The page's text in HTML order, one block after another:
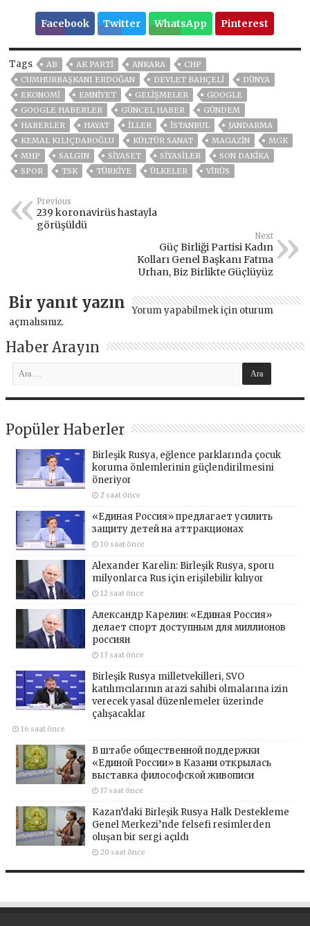
Facebook Twitter WhatsApp Pinterest
Tags AB AK PARTİ ANKARA
CHP
CUMHURBAŞKANI ERDOĞAN
DEVLET BAHÇELİ
DÜNYA
EKONOMİ
EMNİYET GELIŞMELER
GOOGLE
GOOGLE HABERLER
GÜNCEL HABER
GÜNDEM
HABERLER
HAYAT İLLER ISTANBUL
JANDARMA
KEMAL KILIÇDAROĞLU
KÜLTÜR SANAT MAGAZİN
MGK
MHP
SALGIN SİYASET SİYASİLER
SON DAKIKA
SPOR
TSK TÜRKİYE ÜLKELER VIRÜS
Previous
239 koronavirüs hastayla
görüşüldü
Next
Güç Birliği Partisi Kadın
Kolları Genel Başkanı Fatma
Urhan, Biz Birlikte Güçlüyüz
Bir yanıt yazın Yorum yapabilmek için oturum
açmalısınız.
Haber Arayın
Popüler Haberler
Birleşik Rusya, eğlence parklarında çocuk
koruma önlemlerinin güçlendirilmesini
öneriyor
2 saat önce
«Единая Россия» предлагает усилить
защиту детей на аттракционах
10 saat önce
Alexander Karelin: Birleşik Rusya, sporu
milyonlarca Rus için erişilebilir kılıyor
12 saat önce
Александр Карелин: «Единая Россия»
делает спорт доступным для миллионов
россиян
13 saat önce
Birleşik Rusya milletvekilleri, SVO
katılımcılarının arazi sahibi olmalarına izin
verecek yasal düzenlemeler üzerinde
çalışacaklar
16 saat önce
В штабе общественной поддержки
«Единой России» в Казани открылась
выставка философской живописи
17 saat önce
Kazan’daki Birleşik Rusya Halk Destekleme
Genel Merkezi’nde felsefi resimlerden
oluşan bir sergi açıldı
20 saat önce